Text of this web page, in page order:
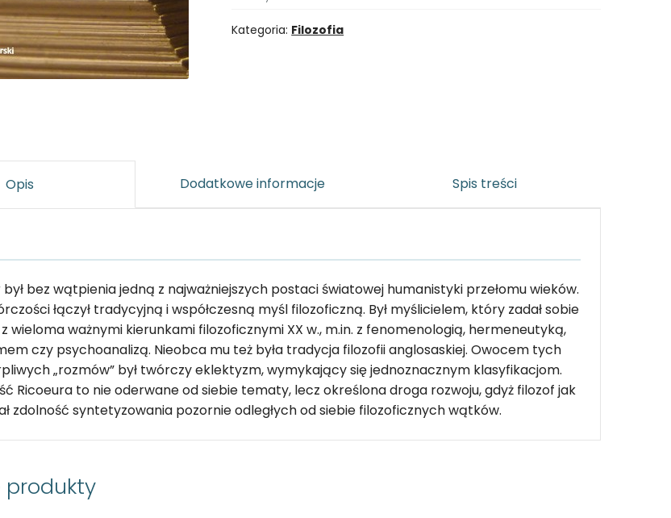
Kategoria: Filozofia
Opis Dodatkowe informacje Spis treści
był bez wątpienia jedną z najważniejszych postaci światowej humanistyki przełomu wieków.
łączył tradycyjną i współczesną myśl filozoficzną. Był myślicielem, który zadał sobie
wieloma ważnymi kierunkami filozoficznymi XX w., m.in. z fenomenologią, hermeneutyką,
czy psychoanalizą. Nieobca mu też była tradycja filozofii anglosaskiej. Owocem tych
„rozmów” był twórczy eklektyzm, wymykający się jednoznacznym klasyfikacjom.
Ricoeura to nie oderwane od siebie tematy, lecz określona droga rozwoju, gdyż filozof jak
zdolność syntetyzowania pozornie odległych od siebie filozoficznych wątków.
produkty